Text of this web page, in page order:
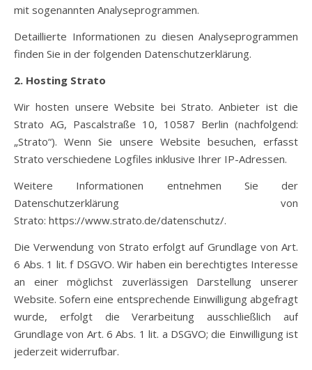
mit sogenannten Analyseprogrammen.
Detaillierte Informationen zu diesen Analyseprogrammen
finden Sie in der folgenden Datenschutzerklärung.
2. Hosting Strato
Wir hosten unsere Website bei Strato. Anbieter ist die
Strato AG, Pascalstraße 10, 10587 Berlin (nachfolgend:
„Strato“). Wenn Sie unsere Website besuchen, erfasst
Strato verschiedene Logfiles inklusive Ihrer IP-Adressen.
Weitere Informationen entnehmen Sie der
Datenschutzerklärung von
Strato: https://www.strato.de/datenschutz/.
Die Verwendung von Strato erfolgt auf Grundlage von Art.
6 Abs. 1 lit. f DSGVO. Wir haben ein berechtigtes Interesse
an einer möglichst zuverlässigen Darstellung unserer
Website. Sofern eine entsprechende Einwilligung abgefragt
wurde, erfolgt die Verarbeitung ausschließlich auf
Grundlage von Art. 6 Abs. 1 lit. a DSGVO; die Einwilligung ist
jederzeit widerrufbar.